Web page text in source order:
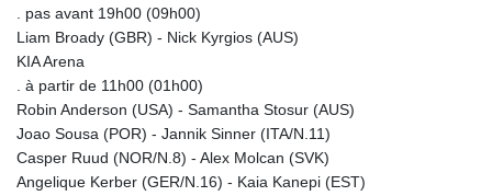
. pas avant 19h00 (09h00)
Liam Broady (GBR) - Nick Kyrgios (AUS)
KIA Arena
. à partir de 11h00 (01h00)
Robin Anderson (USA) - Samantha Stosur (AUS)
Joao Sousa (POR) - Jannik Sinner (ITA/N.11)
Casper Ruud (NOR/N.8) - Alex Molcan (SVK)
Angelique Kerber (GER/N.16) - Kaia Kanepi (EST)